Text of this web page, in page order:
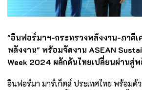
"อินฟอร์มาฯ-กระทรวงพลังงาน-ภาคีเ
พลังงาน" พร้อมจัดงาน ASEAN
Week 2024 ผลักดันไทยเปลี่ยนผ่านสู่
อินฟอร์มา มาร์เก็ตส์ ประเทศไทย พร้อมด้